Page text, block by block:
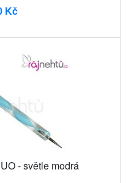
Kč
- světle modrá